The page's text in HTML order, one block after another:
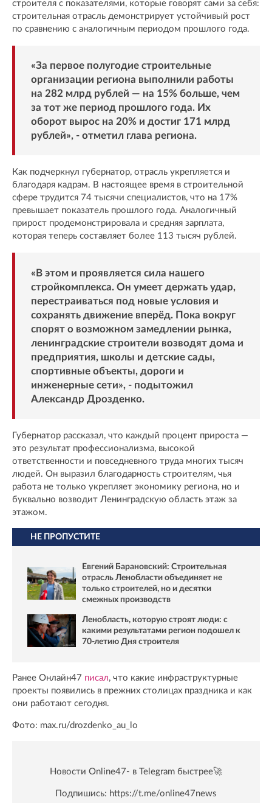
строителя с показателями, которые говорят сами за себя:
строительная отрасль демонстрирует устойчивый рост
по сравнению с аналогичным периодом прошлого года.
«За первое полугодие строительные
организации региона выполнили работы
на 282 млрд рублей — на 15% больше, чем
за тот же период прошлого года. Их
оборот вырос на 20% и достиг 171 млрд
рублей», - отметил глава региона.
Как подчеркнул губернатор, отрасль укрепляется и
благодаря кадрам. В настоящее время в строительной
сфере трудится 74 тысячи специалистов, что на 17%
превышает показатель прошлого года. Аналогичный
прирост продемонстрировала и средняя зарплата,
которая теперь составляет более 113 тысяч рублей.
«В этом и проявляется сила нашего
стройкомплекса. Он умеет держать удар,
перестраиваться под новые условия и
сохранять движение вперёд. Пока вокруг
спорят о возможном замедлении рынка,
ленинградские строители возводят дома и
предприятия, школы и детские сады,
спортивные объекты, дороги и
инженерные сети», - подытожил
Александр Дрозденко.
Губернатор рассказал, что каждый процент прироста —
это результат профессионализма, высокой
ответственности и повседневного труда многих тысяч
людей. Он выразил благодарность строителям, чья
работа не только укрепляет экономику региона, но и
буквально возводит Ленинградскую область этаж за
этажом.
НЕ ПРОПУСТИТЕ
Евгений Барановский: Строительная
отрасль Ленобласти объединяет не
только строителей, но и десятки
смежных производств
Ленобласть, которую строят люди: с
какими результатами регион подошел к
70-летию Дня строителя
Ранее Онлайн47 писал, что какие инфраструктурные
проекты появились в прежних столицах праздника и как
они работают сегодня.
Фото: max.ru/drozdenko_au_lo
Новости Online47- в Telegram быстрее🚀
Подпишись: https://t.me/online47news